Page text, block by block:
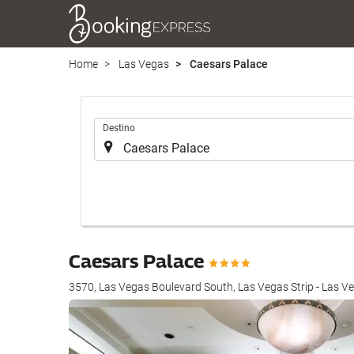
Home Las Vegas Caesars Palace
Introduzca
lugar
el
realizar
búsqueda
de
su
alojamiento..
Destino
Caesars Palace
3570, Las Vegas Boulevard South, Las Vegas Strip - Las